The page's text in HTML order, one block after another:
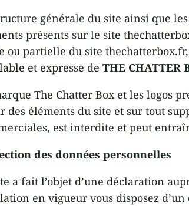
générale du site ainsi que
présents sur le site
ou partielle du site
et expresse deTHE CHATTER
The Chatter Box et les logos
des éléments du site et sur tout
est interdite et peut
des données personnelles
a fait l’objet d’une déclaration
en vigueur vous disposez